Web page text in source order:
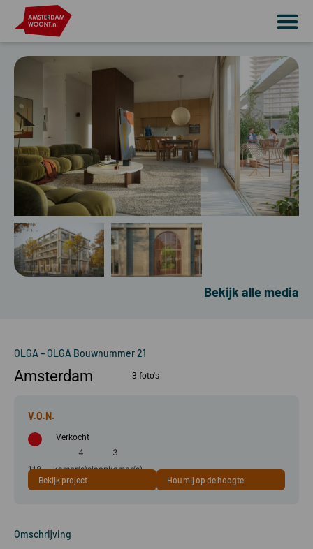
Bekijk alle media
OLGA – OLGA Bouwnummer 21
Amsterdam 3 foto's
Verkocht
118
4
kamer(s)
3
slaapkamer(s)
Bekijk project Hou mij op de hoogte
Omschrijving